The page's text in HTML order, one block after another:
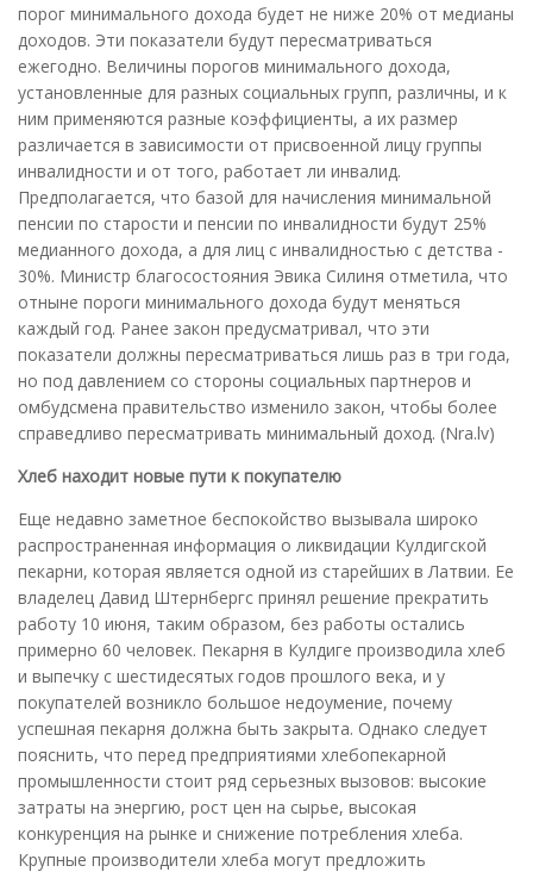
порог минимального дохода будет не ниже 20% от медианы
доходов. Эти показатели будут пересматриваться
ежегодно. Величины порогов минимального дохода,
установленные для разных социальных групп, различны, и к
ним применяются разные коэффициенты, а их размер
различается в зависимости от присвоенной лицу группы
инвалидности и от того, работает ли инвалид.
Предполагается, что базой для начисления минимальной
пенсии по старости и пенсии по инвалидности будут 25%
медианного дохода, а для лиц с инвалидностью с детства -
30%. Министр благосостояния Эвика Силиня отметила, что
отныне пороги минимального дохода будут меняться
каждый год. Ранее закон предусматривал, что эти
показатели должны пересматриваться лишь раз в три года,
но под давлением со стороны социальных партнеров и
омбудсмена правительство изменило закон, чтобы более
справедливо пересматривать минимальный доход. (Nra.lv)
Хлеб находит новые пути к покупателю
Еще недавно заметное беспокойство вызывала широко
распространенная информация о ликвидации Кулдигской
пекарни, которая является одной из старейших в Латвии. Ее
владелец Давид Штернбергс принял решение прекратить
работу 10 июня, таким образом, без работы остались
примерно 60 человек. Пекарня в Кулдиге производила хлеб
и выпечку с шестидесятых годов прошлого века, и у
покупателей возникло большое недоумение, почему
успешная пекарня должна быть закрыта. Однако следует
пояснить, что перед предприятиями хлебопекарной
промышленности стоит ряд серьезных вызовов: высокие
затраты на энергию, рост цен на сырье, высокая
конкуренция на рынке и снижение потребления хлеба.
Крупные производители хлеба могут предложить